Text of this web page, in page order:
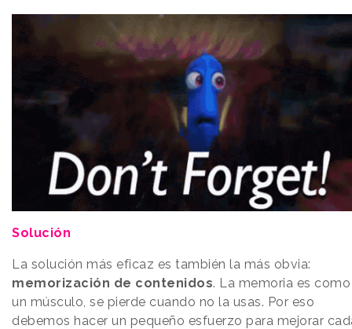
Solución
La solución más eficaz es también la más obvia:
memorización de contenidos. La memoria es como
un músculo, se pierde cuando no la usas. Por eso
debemos hacer un pequeño esfuerzo para mejorar